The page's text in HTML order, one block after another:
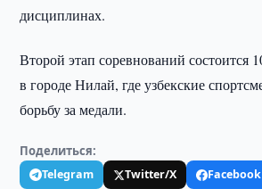
дисциплинах.
Второй этап соревнований состоится
в городе Нилай, где узбекские
борьбу за медали.
Поделиться:
Telegram Twitter/X
Facebook